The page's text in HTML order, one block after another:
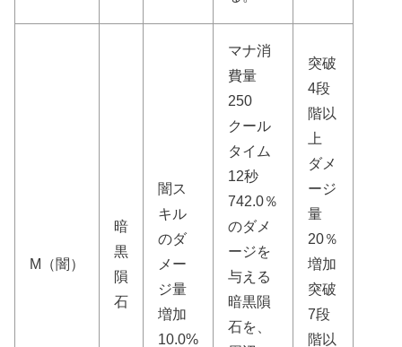
M（闇）
暗
黒
隕
石
闇ス
キル
のダ
メー
ジ量
増加
10.0%
マナ消
費量
250
クール
タイム
12秒
742.0％
のダメ
ージを
与える
暗黒隕
石を、
突破
4段
階以
上
ダメ
ージ
量
20％
増加
突破
7段
階以